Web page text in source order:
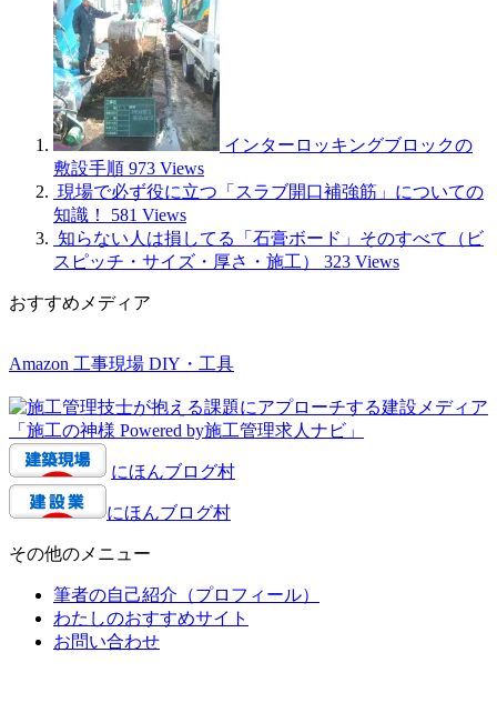
インターロッキングブロックの
敷設手順 973 Views
現場で必ず役に立つ「スラブ開口補強筋」についての
知識！
581 Views
知らない人は損してる「石膏ボード」そのすべて（ビ
スピッチ・サイズ・厚さ・施工）
323 Views
おすすめメディア
Amazon 工事現場 DIY・工具
にほんブログ村
にほんブログ村
その他のメニュー
筆者の自己紹介（プロフィール）
わたしのおすすめサイト
お問い合わせ